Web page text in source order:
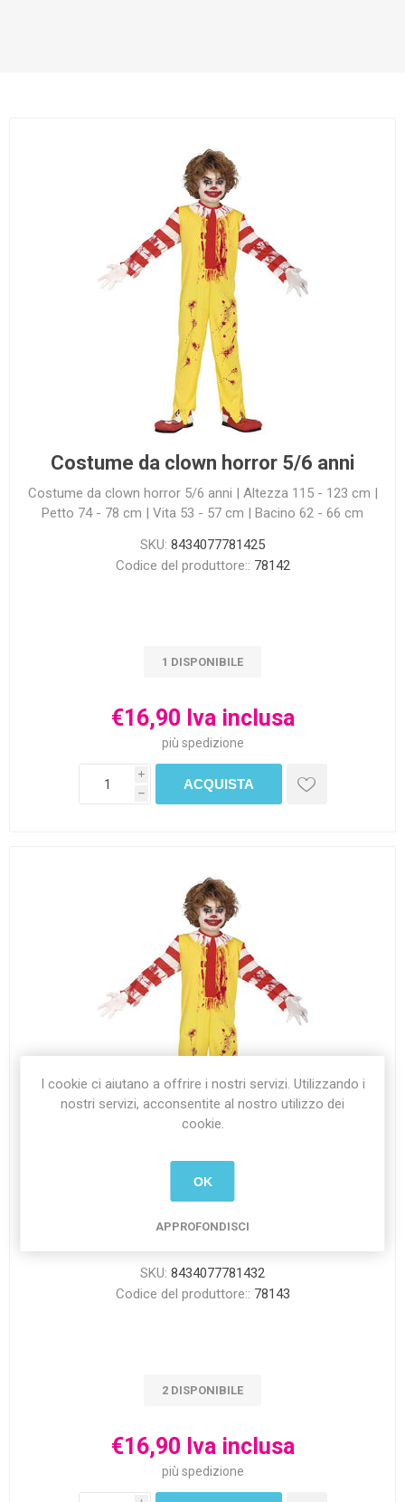
Costume da clown horror 5/6 anni
Costume da clown horror 5/6 anni | Altezza 115 - 123 cm |
Petto 74 - 78 cm | Vita 53 - 57 cm | Bacino 62 - 66 cm
SKU: 8434077781425
Codice del produttore:: 78142
1 DISPONIBILE
€16,90 Iva inclusa
più spedizione
i
h
Costume da clown horror 7/9 anni
Costume da clown horror 7/9 anni | Altezza129 - 137 cm |
SKU: 8434077781432
Codice del produttore:: 78143
2 DISPONIBILE
€16,90 Iva inclusa
più spedizione
I cookie ci aiutano a offrire i nostri servizi. Utilizzando i
nostri servizi, acconsentite al nostro utilizzo dei
cookie.
OK
APPROFONDISCI